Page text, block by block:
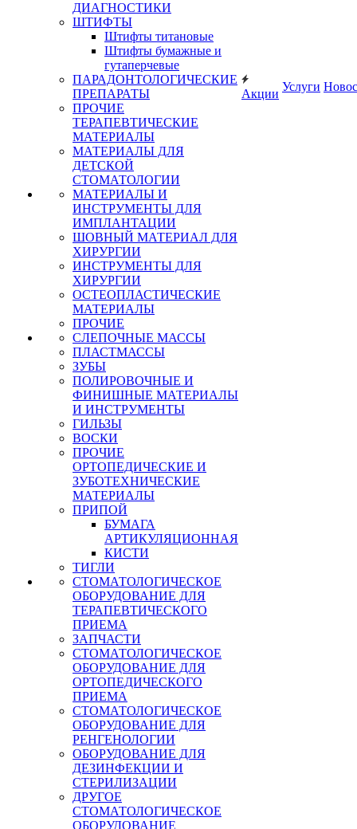
ДИАГНОСТИКИ
ШТИФТЫ
Штифты титановые
Штифты бумажные и
гутаперчевые
ПАРАДОНТОЛОГИЧЕСКИЕ
ПРЕПАРАТЫ
ПРОЧИЕ
ТЕРАПЕВТИЧЕСКИЕ
МАТЕРИАЛЫ
МАТЕРИАЛЫ ДЛЯ
ДЕТСКОЙ
СТОМАТОЛОГИИ
МАТЕРИАЛЫ И
ИНСТРУМЕНТЫ ДЛЯ
ИМПЛАНТАЦИИ
ШОВНЫЙ МАТЕРИАЛ ДЛЯ
ХИРУРГИИ
ИНСТРУМЕНТЫ ДЛЯ
ХИРУРГИИ
ОСТЕОПЛАСТИЧЕСКИЕ
МАТЕРИАЛЫ
ПРОЧИЕ
СЛЕПОЧНЫЕ МАССЫ
ПЛАСТМАССЫ
ЗУБЫ
ПОЛИРОВОЧНЫЕ И
ФИНИШНЫЕ МАТЕРИАЛЫ
И ИНСТРУМЕНТЫ
ГИЛЬЗЫ
ВОСКИ
ПРОЧИЕ
ОРТОПЕДИЧЕСКИЕ И
ЗУБОТЕХНИЧЕСКИЕ
МАТЕРИАЛЫ
ПРИПОЙ
БУМАГА
АРТИКУЛЯЦИОННАЯ
КИСТИ
ТИГЛИ
СТОМАТОЛОГИЧЕСКОЕ
ОБОРУДОВАНИЕ ДЛЯ
ТЕРАПЕВТИЧЕСКОГО
ПРИЕМА
ЗАПЧАСТИ
СТОМАТОЛОГИЧЕСКОЕ
ОБОРУДОВАНИЕ ДЛЯ
ОРТОПЕДИЧЕСКОГО
ПРИЕМА
СТОМАТОЛОГИЧЕСКОЕ
ОБОРУДОВАНИЕ ДЛЯ
РЕНГЕНОЛОГИИ
ОБОРУДОВАНИЕ ДЛЯ
ДЕЗИНФЕКЦИИ И
СТЕРИЛИЗАЦИИ
ДРУГОЕ
СТОМАТОЛОГИЧЕСКОЕ
ОБОРУДОВАНИЕ
Акции
Услуги